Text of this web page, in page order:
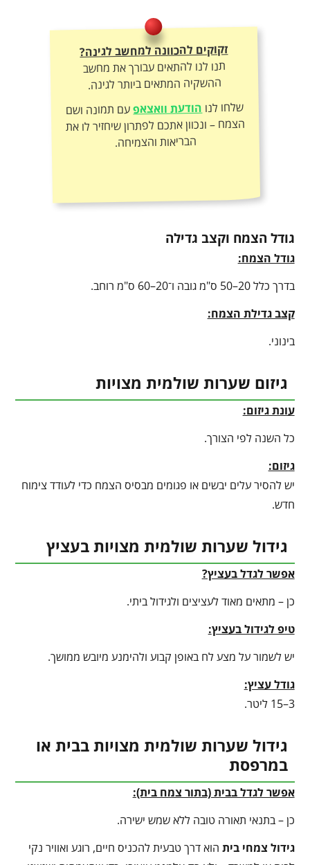
זקוקים להכוונה למחשב לגינה?
תנו לנו להתאים עבורך את מחשב
ההשקיה המתאים ביותר לגינה.
שלחו לנוהודעת וואצאפעם תמונה ושם
הצמח – ונכוון אתכם לפתרון שיחזיר לו את
הבריאות והצמיחה.
גודל הצמח וקצב גדילה
גודל הצמח:
בדרך כלל 20–50 ס"מ גובה ו־20–60 ס"מ רוחב.
קצב גדילת הצמח:
בינוני.
גיזום שערות שולמית מצויות
עונת גיזום:
כל השנה לפי הצורך.
גיזום:
יש להסיר עלים יבשים או פגומים מבסיס הצמח כדי לעודד צימוח
חדש.
גידול שערות שולמית מצויות בעציץ
אפשר לגדל בעציץ?
כן – מתאים מאוד לעציצים ולגידול ביתי.
טיפ לגידול בעציץ:
יש לשמור על מצע לח באופן קבוע ולהימנע מיובש ממושך.
גודל עציץ:
3–15 ליטר.
גידול שערות שולמית מצויות בבית או
במרפסת
אפשר לגדל בבית (בתור צמח בית):
כן – בתנאי תאורה טובה ללא שמש ישירה.
גידול צמחי בית הוא דרך טבעית להכניס חיים, רוגע ואוויר נקי